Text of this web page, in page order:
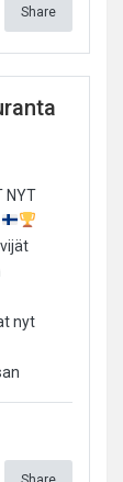
Share
NYT
nyt